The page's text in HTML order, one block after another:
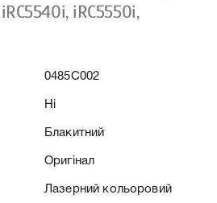
iRC5550i,
0485C002
Ні
Блакитний
Оригінал
Лазерний кольоровий